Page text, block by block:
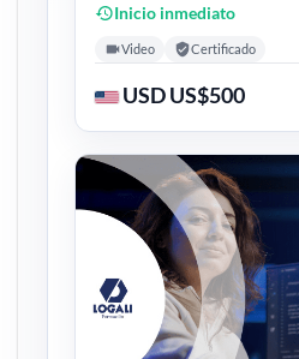
Inicio inmediato
Video Certificado
USD US$500